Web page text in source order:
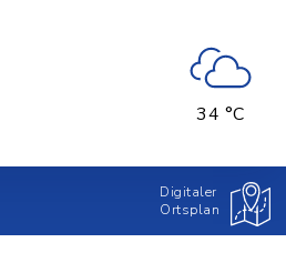
34 °C
Digitaler
Ortsplan